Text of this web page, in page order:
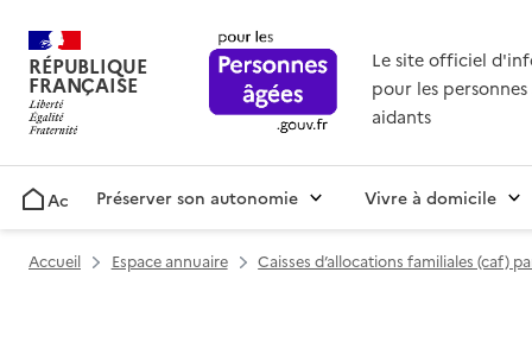
RÉPUBLIQUE
FRANÇAISE
Le site officiel
pour les personnes
aidants
AccueilPréserver son autonomie Vivre à domicile
Accueil Espace annuaire Caisses d’allocations familiales (caf)